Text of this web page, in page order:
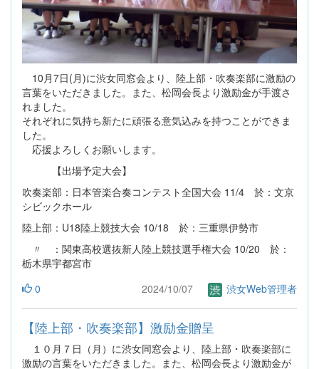
10月7日(月)に渋女同窓会より、陸上部・吹奏楽部に激励の
言葉をいただきました。また、松岡会長より激励金が手渡さ
れました。
それぞれに気持ち新たに頑張る意気込みを持つことができま
した。
応援よろしくお願いします。
【出場予定大会】
吹奏楽部：日本管楽合奏コンテスト全国大会 11/4 於：文京
シビックホール
陸上部：U18陸上競技大会 10/18 於：三重県伊勢市
〃 ：関東高校選抜新人陸上競技選手権大会 10/20 於：
栃木県宇都宮市
0
2024/10/07 渋女Web管理者
【陸上部・吹奏楽部】激励金贈呈
１０月７日（月）に渋女同窓会より、陸上部・吹奏楽部に
激励の言葉をいただきました。また、松岡会長より激励金が